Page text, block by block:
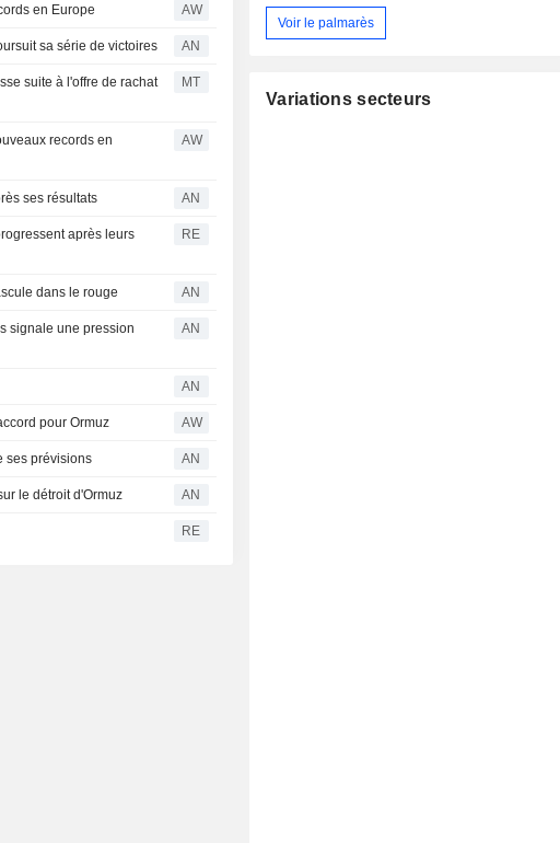
en Europe AW
sa série de victoires AN
suite à l'offre de rachat MT
records en AW
ses résultats AN
après leurs RE
dans le rouge AN
signale une pression AN
AN
pour Ormuz AW
ses prévisions AN
le détroit d'Ormuz AN
RE
Voir le palmarès
Variations secteurs